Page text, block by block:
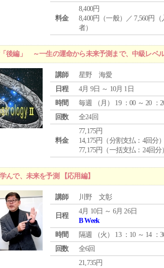
料金
8,400円
8,400円（一般）／ 7,560円
者）
後編」 ～一生の運命から未来予測まで、中級レベ
講師
星野 海愛
日程
4月 9日 ～ 10月 1日
時間
毎週 （ 月 ） 19 ：00 ～ 20 ：
回数
全24回
料金
77,175円
14,175円（分割支払：4回分
77,175円（一括支払：24回分
んで、未来を予測 【応用編】
講師 川野 文彰
日程
4月 10日 ～ 6月 26日
B Week
時間
隔週 （火 ） 13 ：10 ～ 14 ：
回数
全6回
21,735円